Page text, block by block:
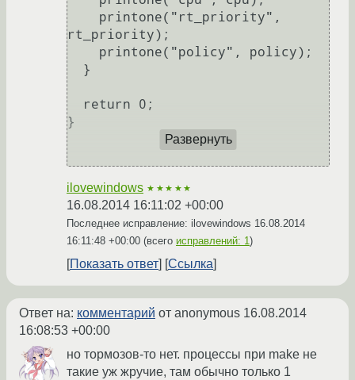
rt_priority);
}
Развернуть
ilovewindows ★★★★★
16.08.2014 16:11:02 +00:00
Последнее исправление: ilovewindows 16.08.2014
16:11:48 +00:00 (всего исправлений: 1)
Показать ответ Ссылка
Ответ на: комментарий от anonymous 16.08.2014
16:08:53 +00:00
но тормозов-то нет. процессы при make не
такие уж жручие, там обычно только 1